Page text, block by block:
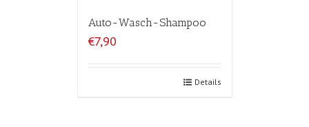
Auto-Wasch-Shampoo
€7,90
Details